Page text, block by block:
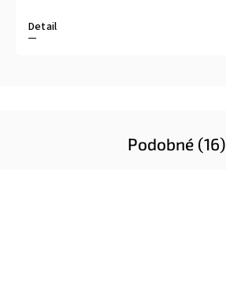
Podobné (16)